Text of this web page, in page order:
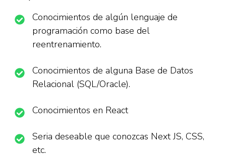
Conocimientos de algún lenguaje de
programación como base del
reentrenamiento.
Conocimientos de alguna Base de Datos
Relacional (SQL/Oracle).
Conocimientos en React
Seria deseable que conozcas Next JS, CSS,
etc.